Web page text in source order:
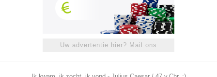
Uw advertentie hier? Mail ons